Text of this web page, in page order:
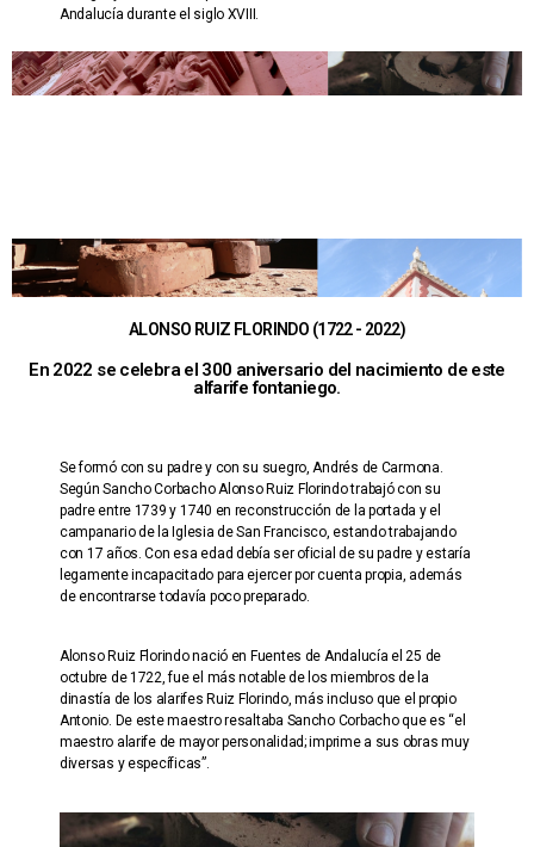
Andalucía durante el siglo XVIII.
ALONSO RUIZ FLORINDO (1722 - 2022)
En 2022 se celebra el 300 aniversario del nacimiento de este
alfarife fontaniego.
Se formó con su padre y con su suegro, Andrés de Carmona.
Según Sancho Corbacho Alonso Ruiz Florindo trabajó con su
padre entre 1739 y 1740 en reconstrucción de la portada y el
campanario de la Iglesia de San Francisco, estando trabajando
con 17 años. Con esa edad debía ser oficial de su padre y estaría
legamente incapacitado para ejercer por cuenta propia, además
de encontrarse todavía poco preparado.
Alonso Ruiz Florindo nació en Fuentes de Andalucía el 25 de
octubre de 1722, fue el más notable de los miembros de la
dinastía de los alarifes Ruiz Florindo, más incluso que el propio
Antonio. De este maestro resaltaba Sancho Corbacho que es “el
maestro alarife de mayor personalidad; imprime a sus obras muy
diversas y específicas”.